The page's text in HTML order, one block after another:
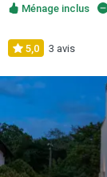
Ménage inclus
5,0 3 avis